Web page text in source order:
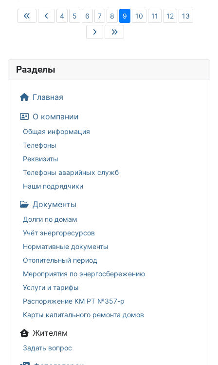
Разделы
Главная
О компании
Общая информация
Телефоны
Реквизиты
Телефоны аварийных служб
Наши подрядчики
Документы
Долги по домам
Учёт энергоресурсов
Нормативные документы
Отопительный период
Мероприятия по энергосбережению
Услуги и тарифы
Распоряжение КМ РТ №357-р
Карты капитального ремонта домов
Жителям
Задать вопрос
4 5 6 7 8 9 10 11 12 13